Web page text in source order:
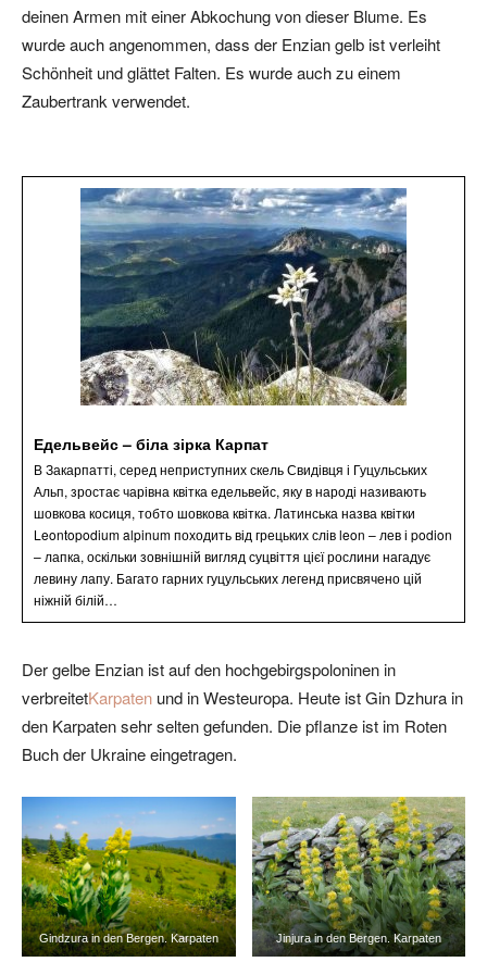
deinen Armen mit einer Abkochung von dieser Blume. Es
wurde auch angenommen, dass der Enzian gelb ist verleiht
Schönheit und glättet Falten. Es wurde auch zu einem
Zaubertrank verwendet.
Едельвейс – біла зірка Карпат
В Закарпатті, серед неприступних скель Свидівця і Гуцульських
Альп, зростає чарівна квітка едельвейс, яку в народі називають
шовкова косиця, тобто шовкова квітка. Латинська назва квітки
Leontopodium alpinum походить від грецьких слів leon – лев і podion
– лапка, оскільки зовнішній вигляд суцвіття цієї рослини нагадує
левину лапу. Багато гарних гуцульських легенд присвячено цій
ніжній білій…
Der gelbe Enzian ist auf den hochgebirgspoloninen in
verbreitetKarpaten und in Westeuropa. Heute ist Gin Dzhura in
den Karpaten sehr selten gefunden. Die pflanze ist im Roten
Buch der Ukraine eingetragen.
Gindzura in den Bergen. Karpaten Jinjura in den Bergen. Karpaten